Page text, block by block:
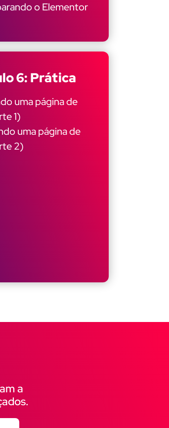
o Elementor
6: Prática
uma página de
1)
uma página de
2)
a